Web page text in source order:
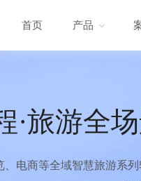
首页 产品
·旅游全
电商等全域智慧旅游系